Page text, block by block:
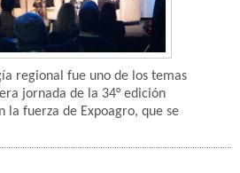
regional fue uno de los temas
jornada de la 34° edición
la fuerza de Expoagro, que se